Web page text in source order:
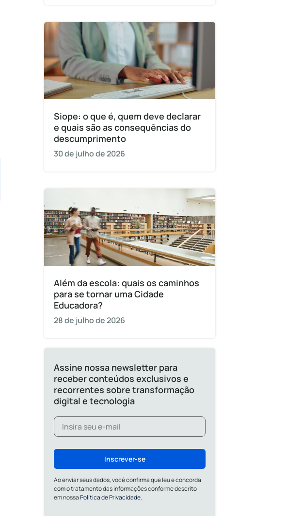
Siope: o que é, quem deve declarar
e quais são as consequências do
descumprimento
30 de julho de 2026
Além da escola: quais os caminhos
para se tornar uma Cidade
Educadora?
28 de julho de 2026
Assine nossa newsletter para
receber conteúdos exclusivos e
recorrentes sobre transformação
digital e tecnologia
Inscrever-se
Ao enviar seus dados, você confirma que leu e concorda
com o tratamento das informações conforme descrito
em nossaPolítica de Privacidade.